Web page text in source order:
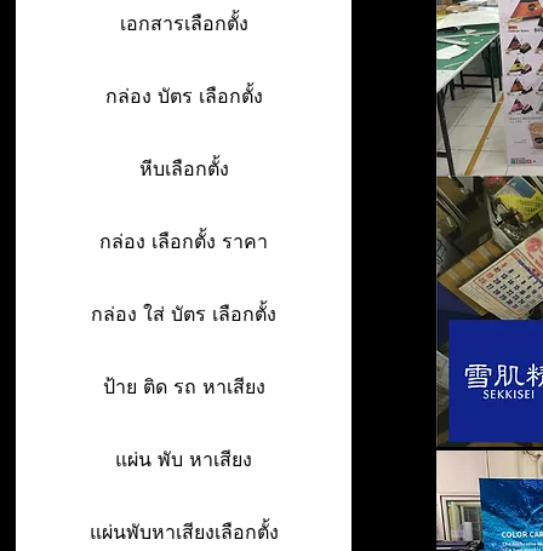
เอกสารเลือกตั้ง
กล่อง บัตร เลือกตั้ง
หีบเลือกตั้ง
กล่อง เลือกตั้ง ราคา
กล่อง ใส่ บัตร เลือกตั้ง
ป้าย ติด รถ หาเสียง
แผ่น พับ หาเสียง
แผ่นพับหาเสียงเลือกตั้ง